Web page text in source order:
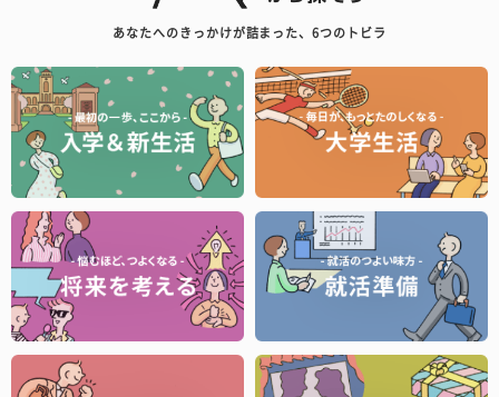
あなたへのきっかけが詰まった、6つのトビラ